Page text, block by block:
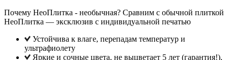
Почему НеоПлитка - необычная? Сравним с обычной плиткой
НеоПлитка — эксклюзив с индивидуальной печатью
Устойчива к влаге, перепадам температур и
ультрафиолету
Яркие и сочные цвета, не выцветает 5 лет (гарантия!),